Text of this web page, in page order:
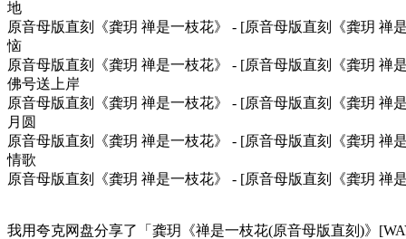
地
原音母版直刻《龚玥 禅是一枝花》 - [原音母版直刻《龚玥 禅
恼
原音母版直刻《龚玥 禅是一枝花》 - [原音母版直刻《龚玥 禅
佛号送上岸
原音母版直刻《龚玥 禅是一枝花》 - [原音母版直刻《龚玥 禅
月圆
原音母版直刻《龚玥 禅是一枝花》 - [原音母版直刻《龚玥 禅
情歌
原音母版直刻《龚玥 禅是一枝花》 - [原音母版直刻《龚玥 禅
我用夸克网盘分享了「龚玥《禅是一枝花(原音母版直刻)》